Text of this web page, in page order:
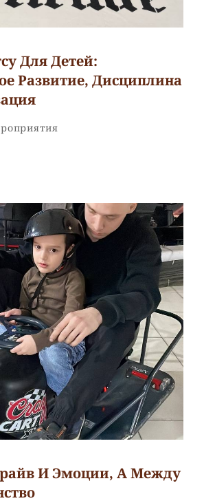
Для Детей:
Развитие, Дисциплина
И Эмоции, А Между